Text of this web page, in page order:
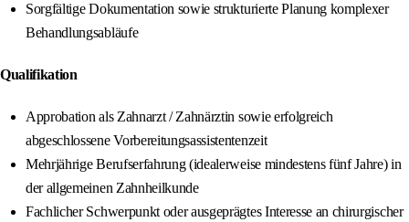
Sorgfältige Dokumentation sowie strukturierte Planung komplexer
Behandlungsabläufe
Qualifikation
Approbation als Zahnarzt / Zahnärztin sowie erfolgreich
abgeschlossene Vorbereitungsassistentenzeit
Mehrjährige Berufserfahrung (idealerweise mindestens fünf Jahre) in
der allgemeinen Zahnheilkunde
Fachlicher Schwerpunkt oder ausgeprägtes Interesse an chirurgischer